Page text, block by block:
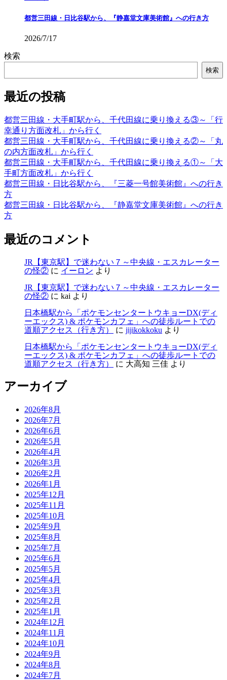
都営三田線・日比谷駅から、『静嘉堂文庫美術館』への行き方
2026/7/17
検索
検索
最近の投稿
都営三田線・大手町駅から、千代田線に乗り換える③～「行
幸通り方面改札」から行く
都営三田線・大手町駅から、千代田線に乗り換える②～「丸
の内方面改札」から行く
都営三田線・大手町駅から、千代田線に乗り換える①～「大
手町方面改札」から行く
都営三田線・日比谷駅から、『三菱一号館美術館』への行き
方
都営三田線・日比谷駅から、『静嘉堂文庫美術館』への行き
方
最近のコメント
JR【東京駅】で迷わない７～中央線・エスカレーター
の怪② に イーロン より
JR【東京駅】で迷わない７～中央線・エスカレーター
の怪② に kai より
日本橋駅から「ポケモンセンタートウキョーDX(ディ
ーエックス) & ポケモンカフェ」への徒歩ルートでの
道順アクセス（行き方）
に jijikokkoku より
日本橋駅から「ポケモンセンタートウキョーDX(ディ
ーエックス) & ポケモンカフェ」への徒歩ルートでの
道順アクセス（行き方）
に 大高知 三佳 より
アーカイブ
2026年8月
2026年7月
2026年6月
2026年5月
2026年4月
2026年3月
2026年2月
2026年1月
2025年12月
2025年11月
2025年10月
2025年9月
2025年8月
2025年7月
2025年6月
2025年5月
2025年4月
2025年3月
2025年2月
2025年1月
2024年12月
2024年11月
2024年10月
2024年9月
2024年8月
2024年7月